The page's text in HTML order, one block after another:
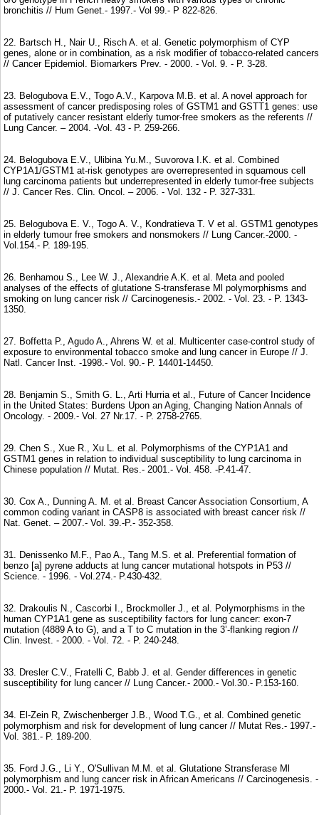
bronchitis // Hum Genet.- 1997.- Vol 99.- P 822-826.
22. Bartsch H., Nair U., Risch A. et al. Genetic polymorphism of CYP
genes, alone or in combination, as a risk modifier of tobacco-related cancers
// Cancer Epidemiol. Biomarkers Prev. - 2000. - Vol. 9. - P. 3-28.
23. Belogubova E.V., Togo A.V., Karpova M.B. et al. A novel approach for
assessment of cancer predisposing roles of GSTM1 and GSTT1 genes: use
of putatively cancer resistant elderly tumor-free smokers as the referents //
Lung Cancer. – 2004. -Vol. 43 - P. 259-266.
24. Belogubova E.V., Ulibina Yu.M., Suvorova I.K. et al. Combined
CYP1A1/GSTM1 at-risk genotypes are overrepresented in squamous cell
lung carcinoma patients but underrepresented in elderly tumor-free subjects
// J. Cancer Res. Clin. Oncol. – 2006. - Vol. 132 - P. 327-331.
25. Belogubova E. V., Togo A. V., Kondratieva T. V et al. GSTM1 genotypes
in elderly tumour free smokers and nonsmokers // Lung Cancer.-2000. -
Vol.154.- P. 189-195.
26. Benhamou S., Lee W. J., Alexandrie A.K. et al. Meta and pooled
analyses of the effects of glutatione S-transferase Ml polymorphisms and
smoking on lung cancer risk // Carcinogenesis.- 2002. - Vol. 23. - P. 1343-
1350.
27. Boffetta P., Agudo A., Ahrens W. et al. Multicenter case-control study of
exposure to environmental tobacco smoke and lung cancer in Europe // J.
Natl. Cancer Inst. -1998.- Vol. 90.- P. 14401-14450.
28. Benjamin S., Smith G. L., Arti Hurria et al., Future of Cancer Incidence
in the United States: Burdens Upon an Aging, Changing Nation Annals of
Oncology. - 2009.- Vol. 27 Nr.17. - P. 2758-2765.
29. Chen S., Xue R., Xu L. et al. Polymorphisms of the CYP1A1 and
GSTM1 genes in relation to individual susceptibility to lung carcinoma in
Chinese population // Mutat. Res.- 2001.- Vol. 458. -P.41-47.
30. Cox A., Dunning A. M. et al. Breast Cancer Association Consortium, A
common coding variant in CASP8 is associated with breast cancer risk //
Nat. Genet. – 2007.- Vol. 39.-P.- 352-358.
31. Denissenko M.F., Pao A., Tang M.S. et al. Preferential formation of
benzo [a] pyrene adducts at lung cancer mutational hotspots in P53 //
Science. - 1996. - Vol.274.- P.430-432.
32. Drakoulis N., Cascorbi I., Brockmoller J., et al. Polymorphisms in the
human CYP1A1 gene as susceptibility factors for lung cancer: exon-7
mutation (4889 A to G), and a T to C mutation in the 3’-flanking region //
Clin. Invest. - 2000. - Vol. 72. - P. 240-248.
33. Dresler C.V., Fratelli C, Babb J. et al. Gender differences in genetic
susceptibility for lung cancer // Lung Cancer.- 2000.- Vol.30.- P.153-160.
34. El-Zein R, Zwischenberger J.B., Wood T.G., et al. Combined genetic
polymorphism and risk for development of lung cancer // Mutat Res.- 1997.-
Vol. 381.- P. 189-200.
35. Ford J.G., Li Y., O'Sullivan M.M. et al. Glutatione Stransferase Ml
polymorphism and lung cancer risk in African Americans // Carcinogenesis. -
2000.- Vol. 21.- P. 1971-1975.